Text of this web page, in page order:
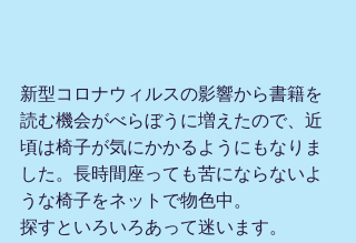
新型コロナウィルスの影響から書籍を
読む機会がべらぼうに増えたので、近
頃は椅子が気にかかるようにもなりま
した。長時間座っても苦にならないよ
うな椅子をネットで物色中。
探すといろいろあって迷います。